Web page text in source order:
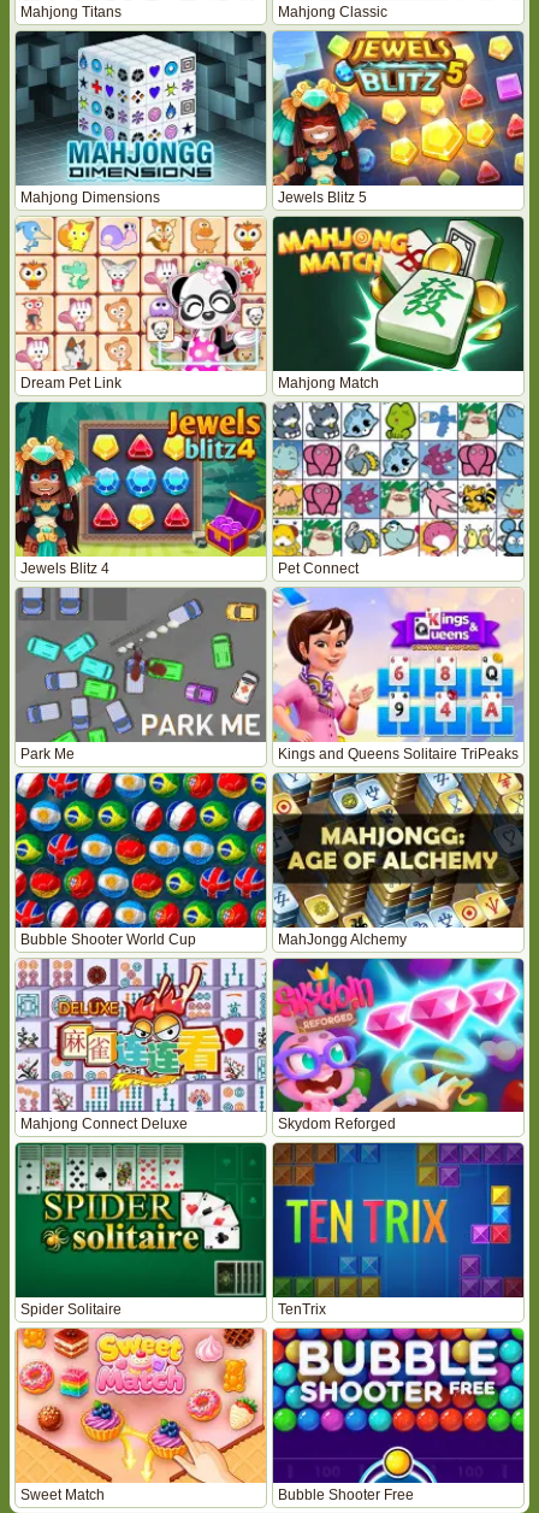
Mahjong Titans Mahjong Classic
Mahjong Dimensions Jewels Blitz 5
Dream Pet Link Mahjong Match
Jewels Blitz 4 Pet Connect
Park Me Kings and Queens Solitaire TriPeaks
Bubble Shooter World Cup MahJongg Alchemy
Mahjong Connect Deluxe Skydom Reforged
Spider Solitaire TenTrix
Sweet Match Bubble Shooter Free